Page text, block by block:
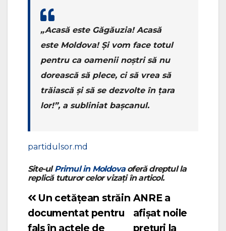
„Acasă este Găgăuzia! Acasă
este Moldova! Și vom face totul
pentru ca oamenii noștri să nu
dorească să plece, ci să vrea să
trăiască și să se dezvolte în țara
lor!”, a subliniat bașcanul.
partidulsor.md
Site-ulPrimul in Moldovaoferă dreptul la
replică tuturor celor vizați în articol.
Navigare
în
ANRE a
afișat noile
prețuri la
Un cetățean străin
documentat pentru
fals în actele de